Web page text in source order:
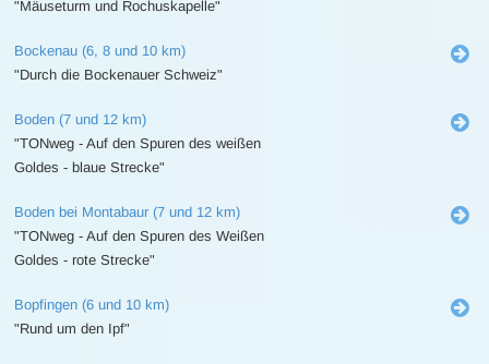
"Mäuseturm und Rochuskapelle"
Bockenau (6, 8 und 10 km)
"Durch die Bockenauer Schweiz"
Boden (7 und 12 km)
"TONweg - Auf den Spuren des weißen
Goldes - blaue Strecke"
Boden bei Montabaur (7 und 12 km)
"TONweg - Auf den Spuren des Weißen
Goldes - rote Strecke"
Bopfingen (6 und 10 km)
"Rund um den Ipf"